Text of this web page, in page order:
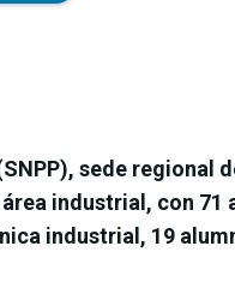
sede regional
industrial, con 71
industrial, 19